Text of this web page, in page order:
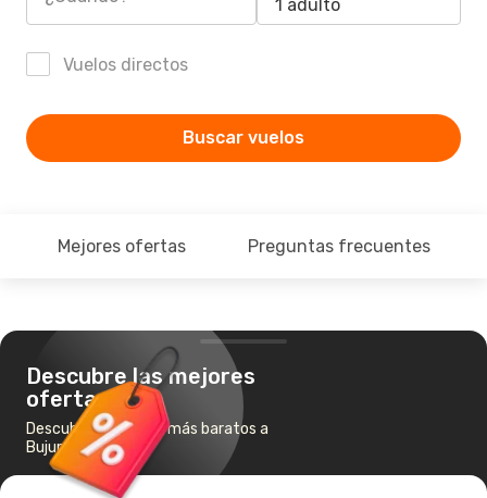
1 adulto
Vuelos directos
Buscar vuelos
Mejores ofertas Preguntas frecuentes
Descubre las mejores
ofertas
Descubre los vuelos más baratos a
Bujumbura